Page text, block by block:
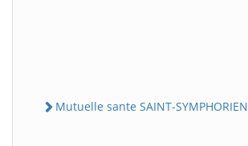
Mutuelle sante SAINT-SYMPHORIEN